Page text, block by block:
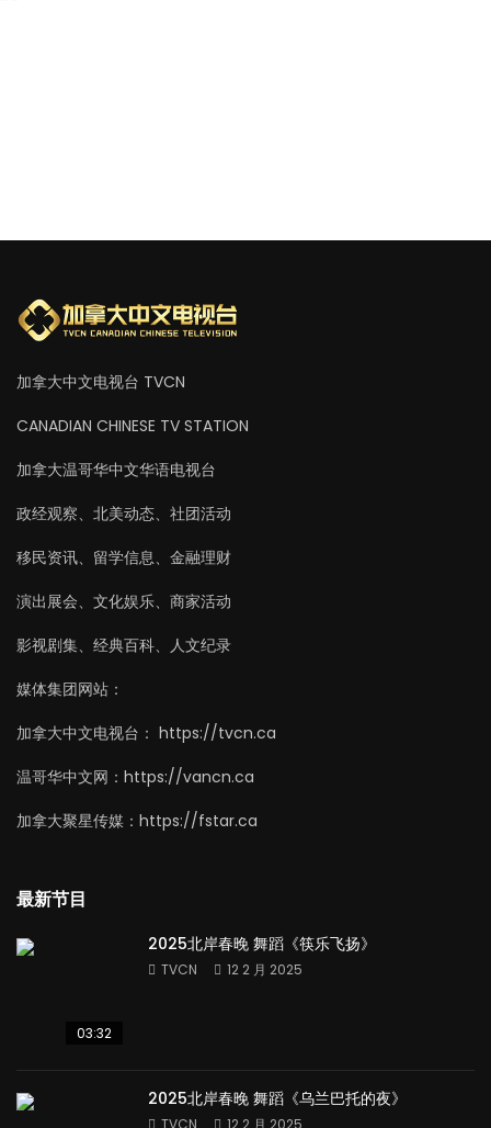
加拿大中文电视台 TVCN
CANADIAN CHINESE TV STATION
加拿大温哥华中文华语电视台
政经观察、北美动态、社团活动
移民资讯、留学信息、金融理财
演出展会、文化娱乐、商家活动
影视剧集、经典百科、人文纪录
媒体集团网站：
加拿大中文电视台： https://tvcn.ca
温哥华中文网：https://vancn.ca
加拿大聚星传媒：https://fstar.ca
最新节目
03:32
2025北岸春晚 舞蹈《筷乐飞扬》
TVCN 12 2 月 2025
2025北岸春晚 舞蹈《乌兰巴托的夜》